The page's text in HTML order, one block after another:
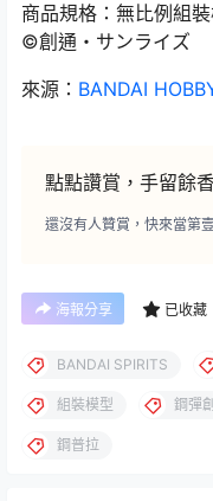
商品規格：無比例組
©創通・サンライズ
來源： BANDAI
點點讚賞，手留餘
還沒有人贊賞，快來當第
海報分享 已收藏
BANDAI SPIRITS
組裝模型 鋼彈
鋼普拉